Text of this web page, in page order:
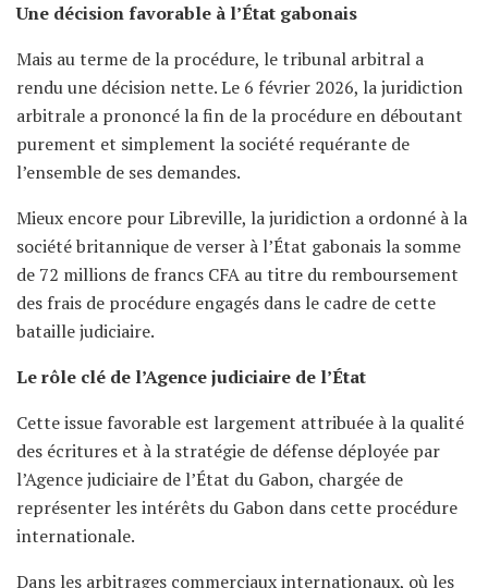
Une décision favorable à l’État gabonais
Mais au terme de la procédure, le tribunal arbitral a
rendu une décision nette. Le 6 février 2026, la juridiction
arbitrale a prononcé la fin de la procédure en déboutant
purement et simplement la société requérante de
l’ensemble de ses demandes.
Mieux encore pour Libreville, la juridiction a ordonné à la
société britannique de verser à l’État gabonais la somme
de 72 millions de francs CFA au titre du remboursement
des frais de procédure engagés dans le cadre de cette
bataille judiciaire.
Le rôle clé de l’Agence judiciaire de l’État
Cette issue favorable est largement attribuée à la qualité
des écritures et à la stratégie de défense déployée par
l’Agence judiciaire de l’État du Gabon, chargée de
représenter les intérêts du Gabon dans cette procédure
internationale.
Dans les arbitrages commerciaux internationaux, où les